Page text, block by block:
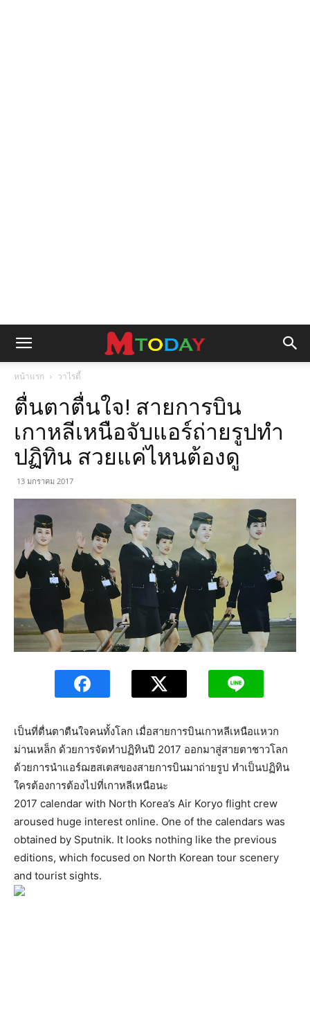
หน้าแรก วาไรตี้
ตื่นตาตื่นใจ! สายการบิน
เกาหลีเหนือจับแอร์ถ่ายรูปทำ
ปฏิทิน สวยแค่ไหนต้องดู
13 มกราคม 2017
เป็นที่ตื่นตาตืนใจคนทั้งโลก เมื่อสายการบินเกาหลีเหนือแหวก
ม่านเหล็ก ด้วยการจัดทำปฏิทินปี 2017 ออกมาสู่สายตาชาวโลก
ด้วยการนำแอร์ฌฮสเตสของสายการบินมาถ่ายรูป ทำเป็นปฏิทิน
ใครต้องการต้องไปที่เกาหลีเหนือนะ
2017 calendar with North Korea’s Air Koryo flight crew
aroused huge interest online. One of the calendars was
obtained by Sputnik. It looks nothing like the previous
editions, which focused on North Korean tour scenery
and tourist sights.